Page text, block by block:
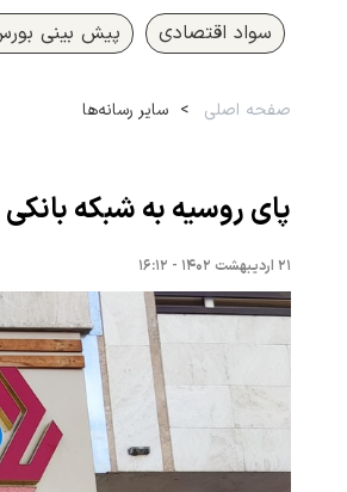
سواد اقتصادی پیش بینی
صفحه اصلی سایر رسانه‌ها
پای روسیه به شبکه
۲۱ اردیبهشت ۱۴۰۲ - ۱۶:۱۲